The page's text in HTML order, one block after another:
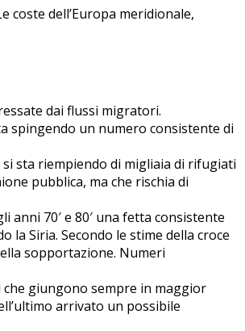
coste dell’Europa meridionale,
dai flussi migratori.
spingendo un numero consistente di
sta riempiendo di migliaia di rifugiati
pubblica, ma che rischia di
70′ e 80′ una fetta consistente
Siria. Secondo le stime della croce
sopportazione. Numeri
che giungono sempre in maggior
arrivato un possibile